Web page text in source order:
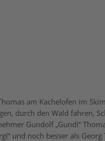
am Kachelofen im
durch den Wald fahren,
Gundolf „Gundi“
und noch besser als